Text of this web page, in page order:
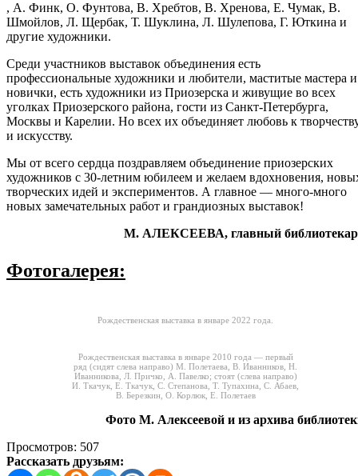
, А. Финк, О. Фунтова, В. Хребтов, В. Хренова, Е. Чумак, В.
Шмойлов, Л. Щербак, Т. Шуклина, Л. Шулепова, Г. Юткина и
другие художники.
Среди участников выставок объединения есть
профессиональные художники и любители, маститые мастера и
новички, есть художники из Приозерска и живущие во всех
уголках Приозерского района, гости из Санкт-Петербурга,
Москвы и Карелии. Но всех их объединяет любовь к
и искусству.
Мы от всего сердца поздравляем объединение приозерских
художников с 30-летним юбилеем и желаем вдохновения,
творческих идей и экспериментов. А главное — много-много
новых замечательных работ и грандиозных выставок!
М. АЛЕКСЕЕВА, главный
Фотогалерея:
Рождественская выставка в январе 2022 года.
Рождественская выставка в январе 2010 года — первый
ряд (сидят слева направо) М. Полетаева, В. Иванников, Н.
Иванникова, Л. Причко, А. Павелко; стоят (слева направо)
И. Ткачук, Е. Ткачук, С. Степанова, Т. Тупахина, С. Абаев,
В. Березкин, О. Корлюк, Е. Полетаев
Фото М. Алексеевой и из архива
Просмотров: 507
Рассказать друзьям: